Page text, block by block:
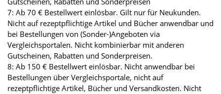
7: Ab 70 € Bestellwert einlösbar. Gilt nur für Neukunden.
Nicht auf rezeptpflichtige Artikel und Bücher anwendbar und
bei Bestellungen von (Sonder-)Angeboten via
Vergleichsportalen. Nicht kombinierbar mit anderen
Gutscheinen, Rabatten und Sonderpreisen.
8: Ab 150 € Bestellwert einlösbar. Nicht anwendbar bei
Bestellungen über Vergleichsportale, nicht auf
rezeptpflichtige Artikel, Bücher und Versandkosten. Nicht